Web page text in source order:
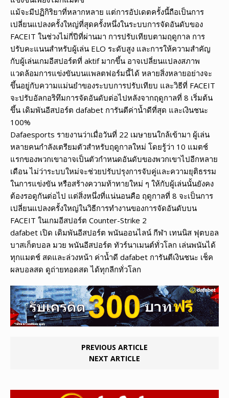
แม้จะมีปฏิกิริยาที่หลากหลาย แต่การอัปเดตครั้งนี้ถือเป็นการ
เปลี่ยนแปลงครั้งใหญ่ที่สุดครั้งหนึ่งในระบบการจัดอันดับของ
FACEIT ในช่วงไม่กี่ปีที่ผ่านมา การปรับเทียบตามฤดูกาล การ
ปรับคะแนนสำหรับผู้เล่น ELO ระดับสูง และการให้ความสำคัญ
กับผู้เล่นเกมอีสปอร์ตที่ aktif มากขึ้น อาจเปลี่ยนแปลงสภาพ
แวดล้อมการแข่งขันบนแพลตฟอร์มนี้ได้ หลายสิ่งหลายอย่างจะ
ขึ้นอยู่กับความแม่นยำของระบบการปรับเทียบ และวิธีที่ FACEIT
จะปรับอัลกอริทึมการจัดอันดับต่อไปหลังจากฤดูกาลที่ 8 เริ่มต้น
ขึ้น เดิมพันอีสปอร์ต dafabet การันตีค่าน้ำดีที่สุด และเงินชนะ
100%
Dafaesports รายงานว่าเมื่อวันที่ 22 เมษายนใกล้เข้ามา ผู้เล่น
หลายคนกำลังเตรียมตัวสำหรับฤดูกาลใหม่ โดยรู้ว่า 10 แมตช์
แรกของพวกเขาอาจเป็นตัวกำหนดอันดับของพวกเขาไปอีกหลาย
เดือน ไม่ว่าระบบใหม่จะช่วยปรับปรุงการจับคู่และความยุติธรรม
ในการแข่งขัน หรือสร้างความท้าทายใหม่ ๆ ให้กับผู้เล่นนั้นยังคง
ต้องรอดูกันต่อไป แต่สิ่งหนึ่งที่แน่นอนคือ ฤดูกาลที่ 8 จะเป็นการ
เปลี่ยนแปลงครั้งใหญ่ในวิธีการทำงานของการจัดอันดับบน
FACEIT ในเกมอีสปอร์ต Counter-Strike 2
dafabet เปิด เดิมพันอีสปอร์ต พนันออนไลน์ กีฬา เทนนิส ฟุตบอล
บาสเก็ตบอล มวย พนันอีสปอร์ต ทัวร์นาเมนต์ทั่วโลก เล่นพนันได้
ทุกแมตช์ สดและล่วงหน้า ค่าน้ำดี dafabet การันตีเงินชนะ เช็ค
ผลบอลสด ดูถ่ายทอดสด ได้ทุกลีกทั่วโลก
PREVIOUS ARTICLE
NEXT ARTICLE